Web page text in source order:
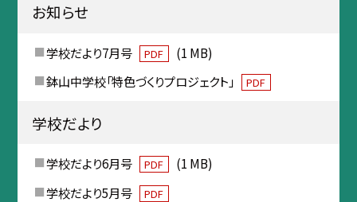
お知らせ
学校だより7月号 PDF
(1 MB)
鉢山中学校「特色づくりプロジェクト」
PDF
学校だより
学校だより6月号 PDF
(1 MB)
学校だより5月号
PDF